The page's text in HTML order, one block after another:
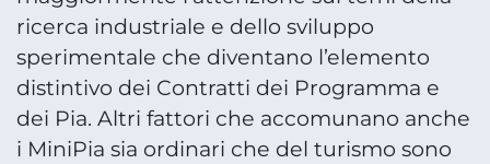
ricerca industriale e dello sviluppo
sperimentale che diventano l’elemento
distintivo dei Contratti dei Programma e
dei Pia. Altri fattori che accomunano anche
i MiniPia sia ordinari che del turismo sono